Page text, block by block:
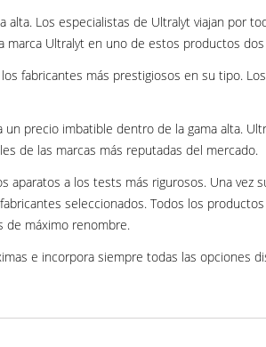
Los especialistas de Ultralyt viajan por
Ultralyt en uno de estos productos
fabricantes más prestigiosos en su tipo.
precio imbatible dentro de la gama alta.
de las marcas más reputadas del mercado.
a los tests más rigurosos. Una vez
seleccionados. Todos los
de máximo renombre.
e incorpora siempre todas las opciones